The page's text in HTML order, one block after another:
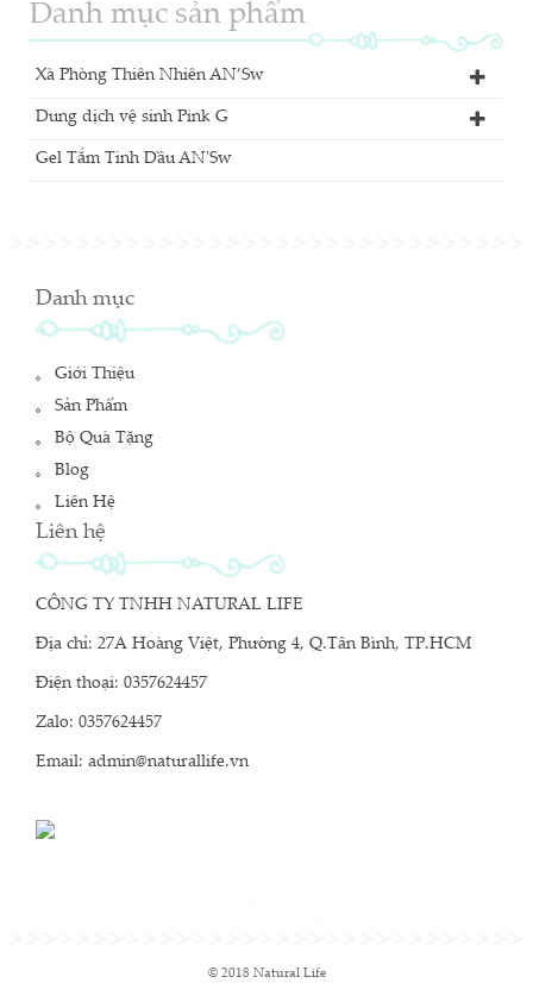
Danh mục sản phẩm
Xà Phòng Thiên Nhiên AN’Sw
Dung dịch vệ sinh Pink G
Gel Tắm Tinh Dầu AN'Sw
Danh mục
Giới Thiệu
Sản Phẩm
Bộ Quà Tặng
Blog
Liên Hệ
Liên hệ
CÔNG TY TNHH NATURAL LIFE
Địa chỉ: 27A Hoàng Việt, Phường 4, Q.Tân Bình, TP.HCM
Điện thoại: 0357624457
Zalo: 0357624457
Email: admin@naturallife.vn
© 2018 Natural Life